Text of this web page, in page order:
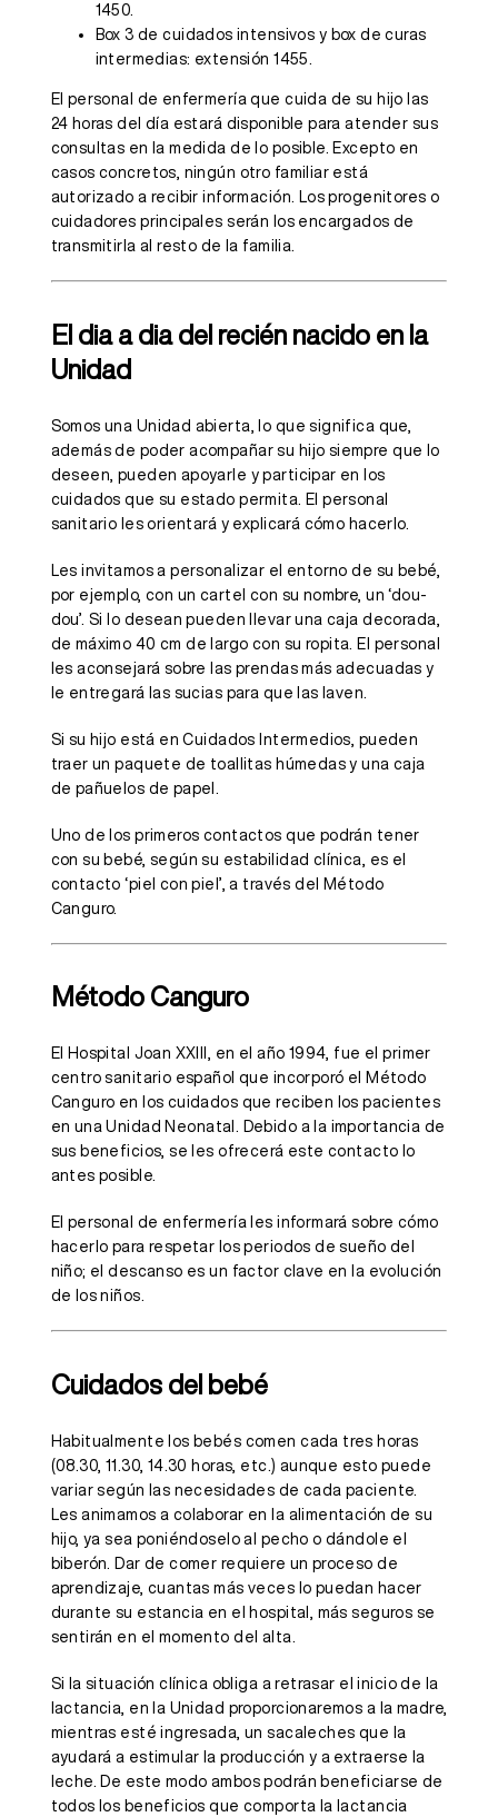
1450.
Box 3 de cuidados intensivos y box de curas
intermedias: extensión 1455.
El personal de enfermería que cuida de su hijo las
24 horas del día estará disponible para atender sus
consultas en la medida de lo posible. Excepto en
casos concretos, ningún otro familiar está
autorizado a recibir información. Los progenitores o
cuidadores principales serán los encargados de
transmitirla al resto de la familia.
El dia a dia del recién nacido en la
Unidad
Somos una Unidad abierta, lo que significa que,
además de poder acompañar su hijo siempre que lo
deseen, pueden apoyarle y participar en los
cuidados que su estado permita. El personal
sanitario les orientará y explicará cómo hacerlo.
Les invitamos a personalizar el entorno de su bebé,
por ejemplo, con un cartel con su nombre, un ‘dou-
dou’. Si lo desean pueden llevar una caja decorada,
de máximo 40 cm de largo con su ropita. El personal
les aconsejará sobre las prendas más adecuadas y
le entregará las sucias para que las laven.
Si su hijo está en Cuidados Intermedios, pueden
traer un paquete de toallitas húmedas y una caja
de pañuelos de papel.
Uno de los primeros contactos que podrán tener
con su bebé, según su estabilidad clínica, es el
contacto ‘piel con piel’, a través del Método
Canguro.
Método Canguro
El Hospital Joan XXIII, en el año 1994, fue el primer
centro sanitario español que incorporó el Método
Canguro en los cuidados que reciben los pacientes
en una Unidad Neonatal. Debido a la importancia de
sus beneficios, se les ofrecerá este contacto lo
antes posible.
El personal de enfermería les informará sobre cómo
hacerlo para respetar los periodos de sueño del
niño; el descanso es un factor clave en la evolución
de los niños.
Cuidados del bebé
Habitualmente los bebés comen cada tres horas
(08.30, 11.30, 14.30 horas, etc.) aunque esto puede
variar según las necesidades de cada paciente.
Les animamos a colaborar en la alimentación de su
hijo, ya sea poniéndoselo al pecho o dándole el
biberón. Dar de comer requiere un proceso de
aprendizaje, cuantas más veces lo puedan hacer
durante su estancia en el hospital, más seguros se
sentirán en el momento del alta.
Si la situación clínica obliga a retrasar el inicio de la
lactancia, en la Unidad proporcionaremos a la madre,
mientras esté ingresada, un sacaleches que la
ayudará a estimular la producción y a extraerse la
leche. De este modo ambos podrán beneficiarse de
todos los beneficios que comporta la lactancia